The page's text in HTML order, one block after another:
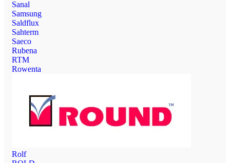
Sanal
Samsung
Saldflux
Sahterm
Saeco
Rubena
RTM
Rowenta
Rolf